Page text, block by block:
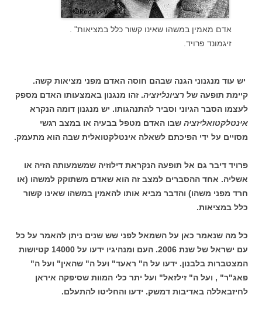
אדם מאמין במשהו שאינו קשור כלל במציאות" .
זיגמונד פרויד.
יש עוד מנגנוני הגנה שבהם חוסה האדם מפני מציאות קשה.
קיימת תופעה של רציונליזציה. זהו מנגנון באמצעותו האדם מספק
לעצמו הסבר הגיוני וסביר להתנהגותו. יש מנגנון דומה הנקרא
אינטלקטואליזציה שבו האדם מטפל בבעיה או במצב רגשי
מסויים על ידי הפיכתם לשאלה אינטלקטואלית שבה הוא מתעמק.
פרויד דיבר גם אל תופעה הנקראת דילוזיה שמשמעותה הזיה או
אשליה. אחד ההסברים למצב זה הוא שאדם משתוקק למשהו (או
חרד מפני משהו) והדבר מביא אותו להאמין במשהו שאינו קשור
כלל במציאות.
כל מה שנאמר כאן על השמאל לפני שש שנים ניתן להאמר על כל
עם ישראל של שנת 2006. העם ומנהיגיו ידעו על 14000 קטיושות
המצטברות בלבנון. ידעו על ה" ראעד" ועל ה" שהאין" ועל ה"
פאג"ר" , ועל ה" זילזאל" ועל יתר כלי המוות שסיפקה איראן
לחיזבאללה באדיבות דמשק. ידעו והחליטו להתעלם.